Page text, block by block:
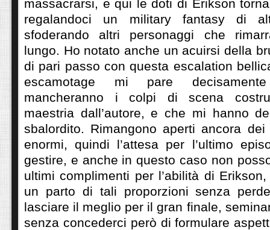
massacrarsi, e qui le doti di Erikson
regalandoci un military fantasy di
sfoderando altri personaggi che
lungo. Ho notato anche un acuirsi della
di pari passo con questa escalation
escamotage mi pare
mancheranno i colpi di scena
maestria dall’autore, e che mi hanno
sbalordito. Rimangono aperti ancora
enormi, quindi l’attesa per l’ultimo
gestire, e anche in questo caso non
ultimi complimenti per l’abilità di
un parto di tali proporzioni senza
lasciare il meglio per il gran finale,
senza concederci però di formulare